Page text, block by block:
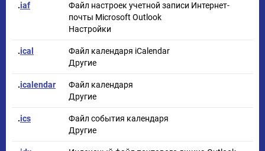
.iaf
Файл настроек учетной записи Интернет-
почты Microsoft Outlook
Настройки
.ical
Файл календаря iCalendar
Другие
.icalendar
Файл календаря
Другие
.ics
Файл события календаря
Другие